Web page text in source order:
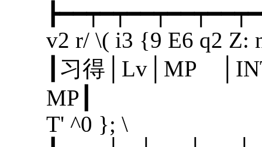
v2 r/ \( i3 {9 E6 q2 Z:
┃习得│Lv│MP
T' ^0 }; \